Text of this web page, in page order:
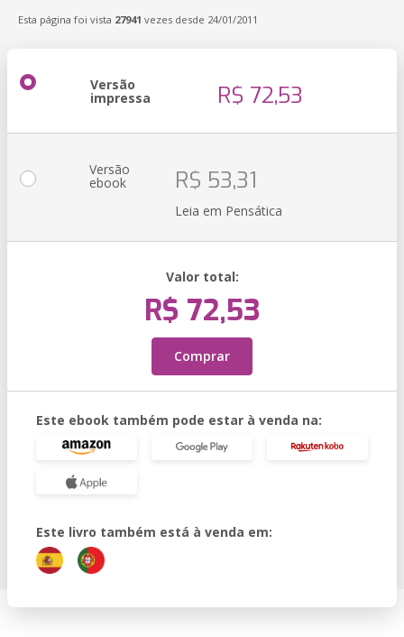
Esta página foi vista 27941 vezes desde 24/01/2011
Versão
impressa R$ 72,53
Versão
ebook R$ 53,31
Leia em Pensática
Valor total:
R$ 72,53
Comprar
Este ebook também pode estar à venda na:
Este livro também está à venda em: